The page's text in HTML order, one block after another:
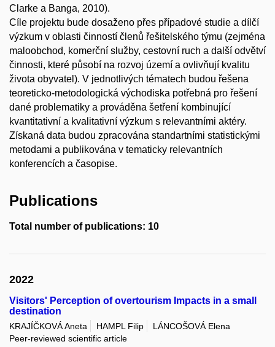
Clarke a Banga, 2010).
Cíle projektu bude dosaženo přes případové studie a dílčí
výzkum v oblasti činností členů řešitelského týmu (zejména
maloobchod, komerční služby, cestovní ruch a další odvětví
činnosti, které působí na rozvoj území a ovlivňují kvalitu
života obyvatel). V jednotlivých tématech budou řešena
teoreticko-metodologická východiska potřebná pro řešení
dané problematiky a prováděna šetření kombinující
kvantitativní a kvalitativní výzkum s relevantními aktéry.
Získaná data budou zpracována standartními statistickými
metodami a publikována v tematicky relevantních
konferencích a časopise.
Publications
Total number of publications: 10
2022
Visitors' Perception of overtourism Impacts in a small
destination
KRAJÍČKOVÁ Aneta HAMPL Filip
LÁNCOŠOVÁ Elena
Peer-reviewed scientific article